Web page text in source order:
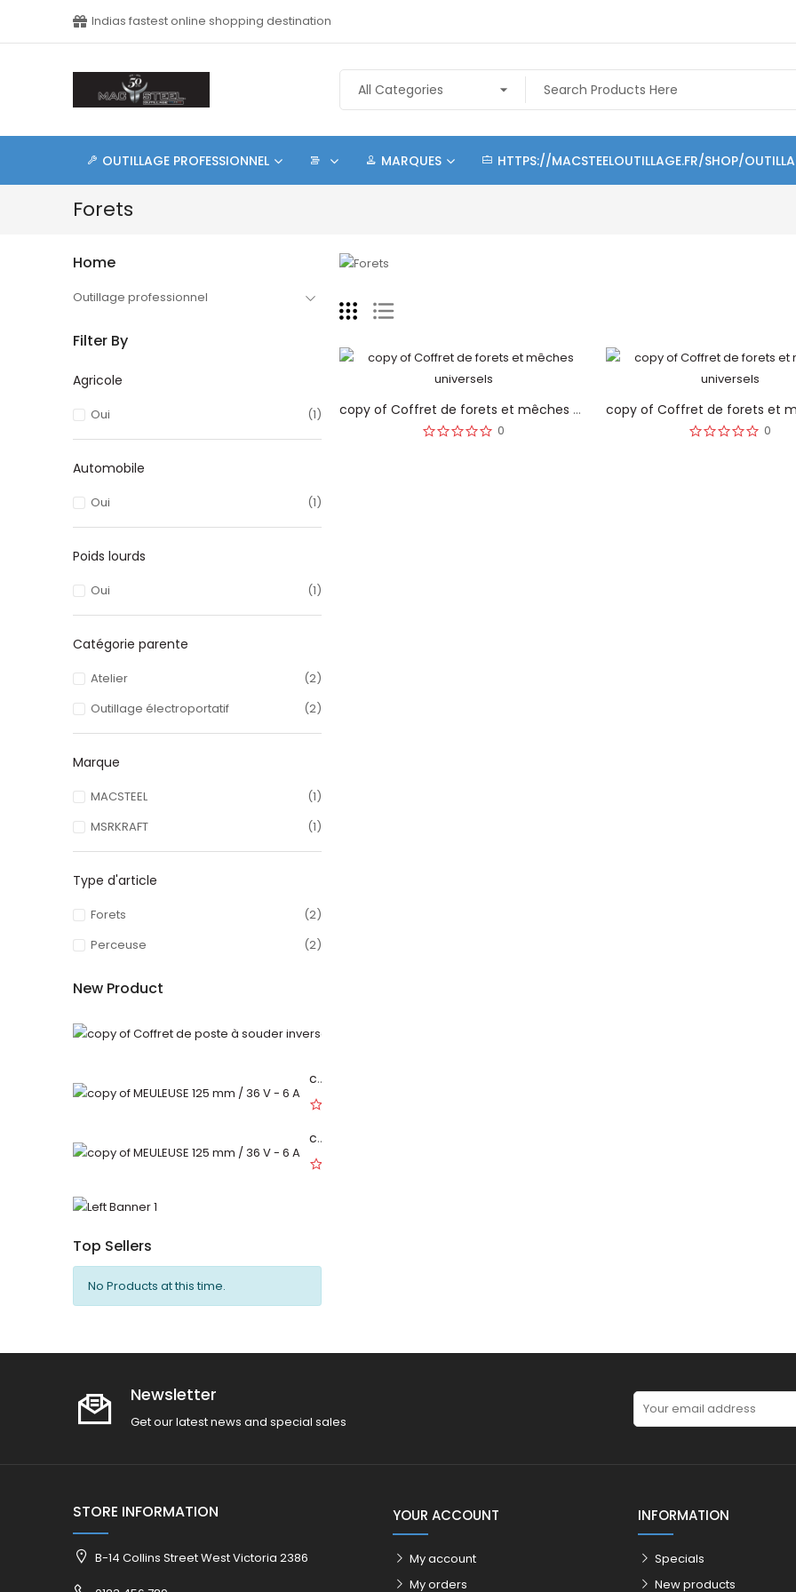
Indias fastest online shopping destination
OUTILLAGE PROFESSIONNEL MARQUES HTTPS://MACSTEELOUTILLAGE.FR/SHOP/
Forets
Home
Outillage professionnel
Filter By
Agricole
Oui (1)
Automobile
Oui (1)
Poids lourds
Oui (1)
Catégorie parente
Atelier
(2)
Outillage électroportatif
(2)
Marque
MACSTEEL
(1)
MSRKRAFT
(1)
Type d'article
Forets
(2)
Perceuse
(2)
New Product
copy of MEULEUSE 125 mm / 36 V - 6 A
copy of MEULEUSE 125 mm / 36 V - 6 A
Top Sellers
No Products at this time.
copy of Coffret de forets et mêches universels
0 0
Newsletter
Get our latest news and special sales
STORE INFORMATION
B-14 Collins Street West Victoria 2386
YOUR ACCOUNT
My account
My orders
INFORMATION
Specials
New products